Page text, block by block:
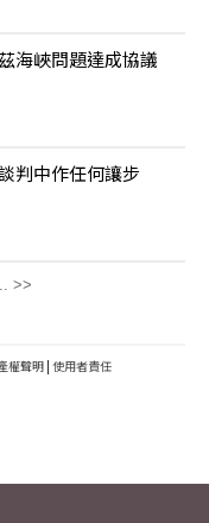
海峽問題達成協議
判中作任何讓步
>>
權聲明 | 使用者責任